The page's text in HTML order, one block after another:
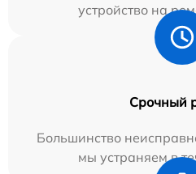
устройство на
Срочный
Большинство
мы устраняем в